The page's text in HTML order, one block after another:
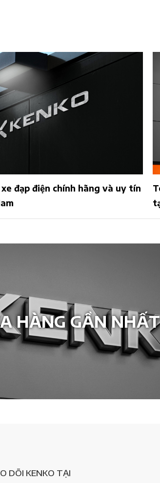
xe đạp điện chính hãng và uy tín
HÀNG GẦN NHẤT
DÕI KENKO TẠI